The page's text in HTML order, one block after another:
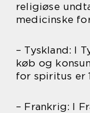
religiøse
medicinske
– Tyskland: I
køb og
for spiritus er
– Frankrig: I